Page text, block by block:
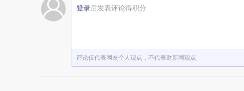
登录后发表评论得积分
评论仅代表网友个人观点，不代表财新网观点